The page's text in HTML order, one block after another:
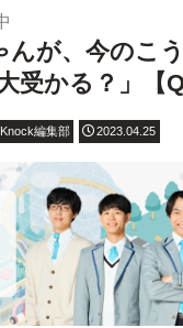
んが、今のこ
受かる？」【
編集部 2023.04.25